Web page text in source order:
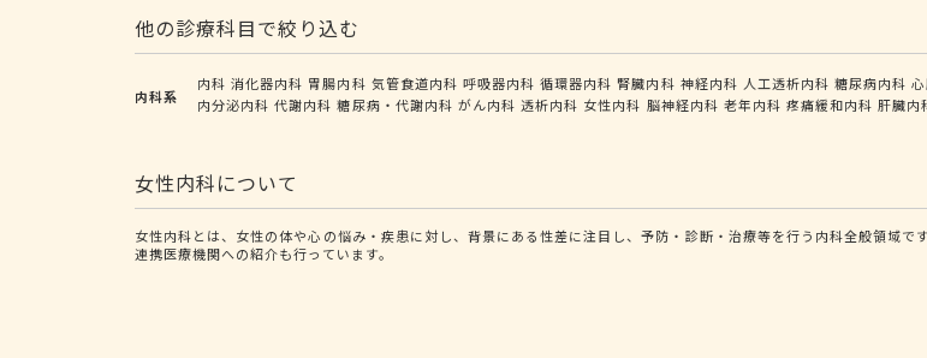
他の診療科目で絞り込む
内科系
内科 消化器内科 胃腸内科 気管食道内科 呼吸器内科 循環器内科 腎臓内科 神経内科 人工透析内科 糖尿病内科
内分泌内科 代謝内科 糖尿病・代謝内科 がん内科 透析内科 女性内科 脳神経内科 老年内科 疼痛緩和内科 肝臓内
女性内科について
女性内科とは、女性の体や心の悩み・疾患に対し、背景にある性差に注目し、予防・診断・治療等を行う内科全般領域
連携医療機関への紹介も行っています。